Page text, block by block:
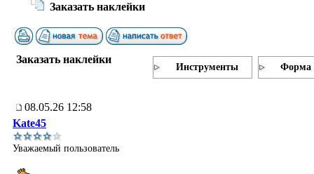
Заказать наклейки
Заказать наклейки
Инструменты Форма
08.05.26 12:58
Kate45
Уважаемый пользователь